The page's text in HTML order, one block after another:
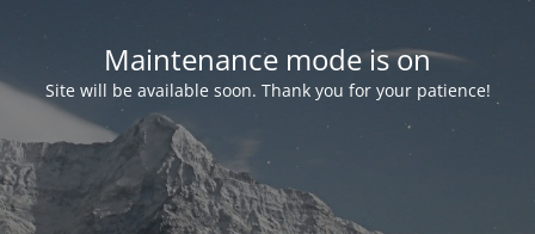
Maintenance mode is on
Site will be available soon. Thank you for your patience!